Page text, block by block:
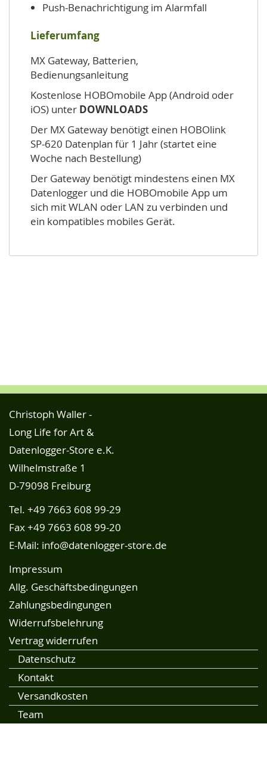
Push-Benachrichtigung im Alarmfall
Lieferumfang
MX Gateway, Batterien,
Bedienungsanleitung
Kostenlose HOBOmobile App (Android oder
iOS) unter DOWNLOADS
Der MX Gateway benötigt einen HOBOlink
SP-620 Datenplan für 1 Jahr (startet eine
Woche nach Bestellung)
Der Gateway benötigt mindestens einen MX
Datenlogger und die HOBOmobile App um
sich mit WLAN oder LAN zu verbinden und
ein kompatibles mobiles Gerät.
Christoph Waller -
Long Life for Art &
Datenlogger-Store e.K.
Wilhelmstraße 1
D-79098 Freiburg
Tel. +49 7663 608 99-29
Fax +49 7663 608 99-20
E-Mail: info@datenlogger-store.de
Impressum
Allg. Geschäftsbedingungen
Zahlungsbedingungen
Widerrufsbelehrung
Vertrag widerrufen
Datenschutz
Kontakt
Versandkosten
Team